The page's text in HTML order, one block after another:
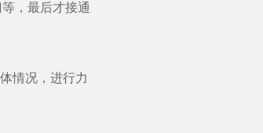
，最后才接通
情况，进行力